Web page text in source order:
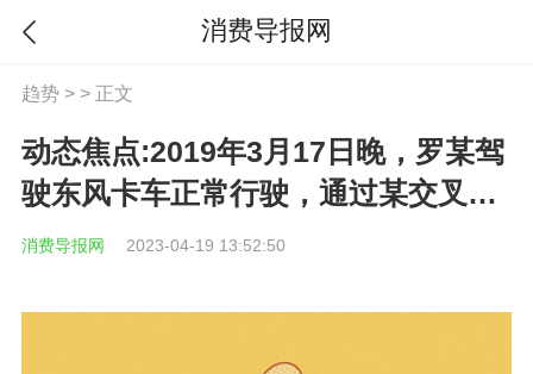
消费导报网
趋势 > > 正文
动态焦点:2019年3月17日晚，罗某驾
驶东风卡车正常行驶，通过某交叉路
口时
消费导报网 2023-04-19 13:52:50